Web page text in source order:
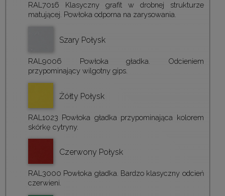
RAL7016 Klasyczny grafit w drobnej strukturze
matującej. Powłoka odporna na zarysowania.
Szary Połysk
RAL9006 Powłoka gładka. Odcieniem
przypominający wilgotny gips.
Żółty Połysk
RAL1023 Powłoka gładka przypominająca kolorem
skórkę cytryny.
Czerwony Połysk
RAL3000 Powłoka gładka. Bardzo klasyczny odcień
czerwieni.